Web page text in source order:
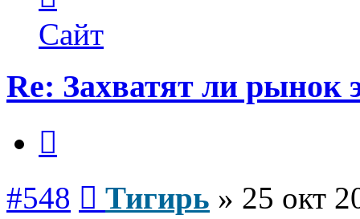
пользователя
Тигирь
Сайт
Re: Захватят ли рынок
#548 Тигирь » 25 окт